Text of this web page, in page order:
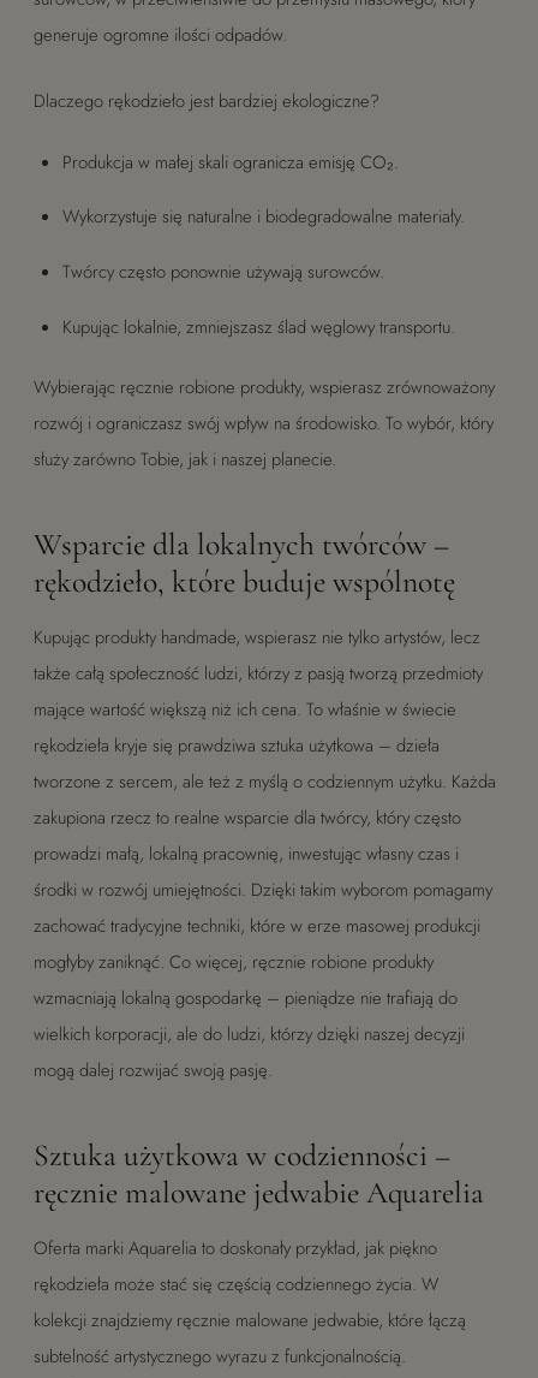
generuje ogromne ilości odpadów.
Dlaczego rękodzieło jest bardziej ekologiczne?
Produkcja w małej skali ogranicza emisję CO₂.
Wykorzystuje się naturalne i biodegradowalne materiały.
Twórcy często ponownie używają surowców.
Kupując lokalnie, zmniejszasz ślad węglowy transportu.
Wybierając ręcznie robione produkty, wspierasz zrównoważony
rozwój i ograniczasz swój wpływ na środowisko. To wybór, który
służy zarówno Tobie, jak i naszej planecie.
Wsparcie dla lokalnych twórców –
rękodzieło, które buduje wspólnotę
Kupując produkty handmade, wspierasz nie tylko artystów, lecz
także całą społeczność ludzi, którzy z pasją tworzą przedmioty
mające wartość większą niż ich cena. To właśnie w świecie
rękodzieła kryje się prawdziwa sztuka użytkowa – dzieła
tworzone z sercem, ale też z myślą o codziennym użytku. Każda
zakupiona rzecz to realne wsparcie dla twórcy, który często
prowadzi małą, lokalną pracownię, inwestując własny czas i
środki w rozwój umiejętności. Dzięki takim wyborom pomagamy
zachować tradycyjne techniki, które w erze masowej produkcji
mogłyby zaniknąć. Co więcej, ręcznie robione produkty
wzmacniają lokalną gospodarkę – pieniądze nie trafiają do
wielkich korporacji, ale do ludzi, którzy dzięki naszej decyzji
mogą dalej rozwijać swoją pasję.
Sztuka użytkowa w codzienności –
ręcznie malowane jedwabie Aquarelia
Oferta marki Aquarelia to doskonały przykład, jak piękno
rękodzieła może stać się częścią codziennego życia. W
kolekcji znajdziemy ręcznie malowane jedwabie, które łączą
subtelność artystycznego wyrazu z funkcjonalnością.